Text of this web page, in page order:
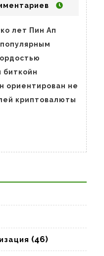
лет Пин Ап
биткойн
ориентирован не
криптовалюты
(46)